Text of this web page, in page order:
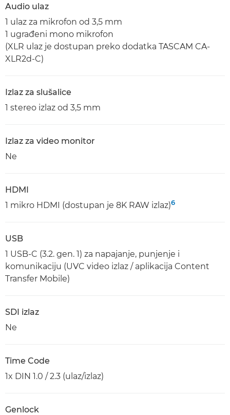
Audio ulaz
1 ulaz za mikrofon od 3,5 mm
1 ugrađeni mono mikrofon
(XLR ulaz je dostupan preko dodatka TASCAM CA-
XLR2d-C)
Izlaz za slušalice
1 stereo izlaz od 3,5 mm
Izlaz za video monitor
Ne
HDMI
1 mikro HDMI (dostupan je 8K RAW izlaz)6
USB
1 USB-C (3.2. gen. 1) za napajanje, punjenje i
komunikaciju (UVC video izlaz / aplikacija Content
Transfer Mobile)
SDI izlaz
Ne
Time Code
1x DIN 1.0 / 2.3 (ulaz/izlaz)
Genlock